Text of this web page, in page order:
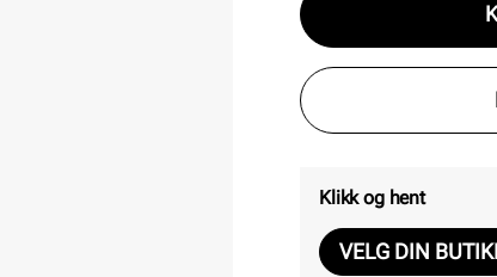
Klikk og hent
VELG DIN